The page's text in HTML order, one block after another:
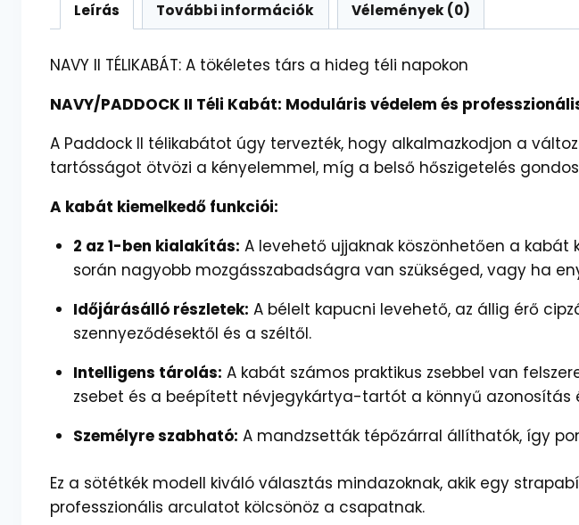
Leírás További információk Vélemények (0)
NAVY II TÉLIKABÁT: A tökéletes társ a hideg téli napokon
NAVY/PADDOCK II Téli Kabát: Moduláris védelem és
A Paddock II télikabátot úgy tervezték, hogy alkalmazkodjon a
tartósságot ötvözi a kényelemmel, míg a belső hőszigetelés
A kabát kiemelkedő funkciói:
2 az 1-ben kialakítás: A levehető ujjaknak köszönhetően a
során nagyobb mozgásszabadságra van szükséged, vagy ha
Időjárásálló részletek: A bélelt kapucni levehető, az állig érő
szennyeződésektől és a széltől.
Intelligens tárolás: A kabát számos praktikus zsebbel van
zsebet és a beépített névjegykártya-tartót a könnyű azonosítás
Személyre szabható: A mandzsetták tépőzárral állíthatók, így
Ez a sötétkék modell kiváló választás mindazoknak, akik egy
professzionális arculatot kölcsönöz a csapatnak.